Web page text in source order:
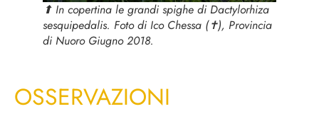
⬆︎ In copertina le grandi spighe di Dactylorhiza
sesquipedalis. Foto di Ico Chessa (✝︎), Provincia
di Nuoro Giugno 2018.
OSSERVAZIONI